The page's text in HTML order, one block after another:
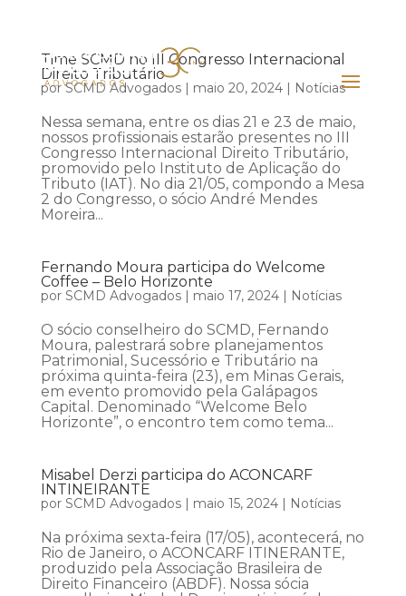
Time SCMD no III Congresso Internacional
Direito Tributário
porSCMD Advogados| maio 20, 2024| Notícias
Nessa semana, entre os dias 21 e 23 de maio,
nossos profissionais estarão presentes no III
Congresso Internacional Direito Tributário,
promovido pelo Instituto de Aplicação do
Tributo (IAT). No dia 21/05, compondo a Mesa
2 do Congresso, o sócio André Mendes
Moreira...
Fernando Moura participa do Welcome
Coffee – Belo Horizonte
por SCMD Advogados| maio 17, 2024| Notícias
O sócio conselheiro do SCMD, Fernando
Moura, palestrará sobre planejamentos
Patrimonial, Sucessório e Tributário na
próxima quinta-feira (23), em Minas Gerais,
em evento promovido pela Galápagos
Capital. Denominado “Welcome Belo
Horizonte”, o encontro tem como tema...
Misabel Derzi participa do ACONCARF
INTINEIRANTE
por SCMD Advogados| maio 15, 2024| Notícias
Na próxima sexta-feira (17/05), acontecerá, no
Rio de Janeiro, o ACONCARF ITINERANTE,
produzido pela Associação Brasileira de
Direito Financeiro (ABDF). Nossa sócia